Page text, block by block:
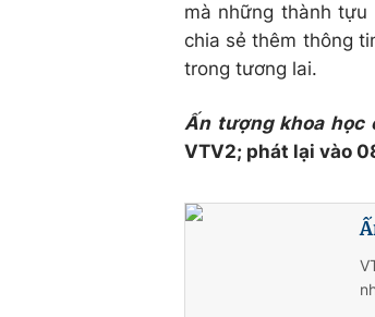
mà những thành
chia sẻ thêm thông
trong tương lai.
Ấn tượng khoa học
VTV2; phát lại vào